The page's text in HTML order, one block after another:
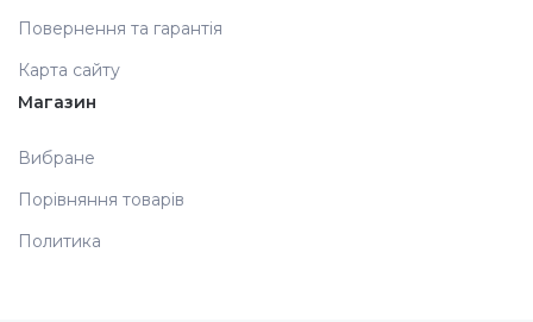
Повернення та гарантія
Карта сайту
Магазин
Вибране
Порівняння товарів
Политика